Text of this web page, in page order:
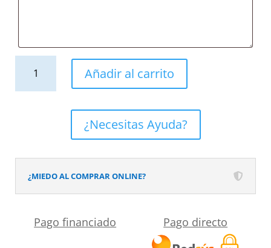
suspendido
2
lavabos
4
120
Añadir al carrito
¿Necesitas Ayuda?
¿MIEDO AL COMPRAR ONLINE?
Pago financiado Pago directo